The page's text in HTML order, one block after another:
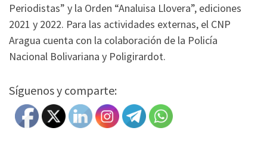
Periodistas” y la Orden “Analuisa Llovera”, ediciones
2021 y 2022. Para las actividades externas, el CNP
Aragua cuenta con la colaboración de la Policía
Nacional Bolivariana y Poligirardot.
Síguenos y comparte: